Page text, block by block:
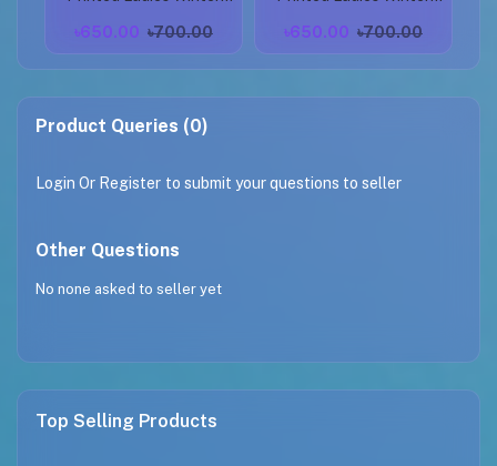
৳650.00 ৳700.00
৳650.00 ৳700.00
Product Queries (0)
Login Or Register to submit your questions to seller
Other Questions
No none asked to seller yet
Top Selling Products